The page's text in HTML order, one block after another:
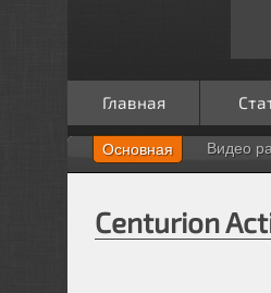
Главная
Основная Видео
Centurion